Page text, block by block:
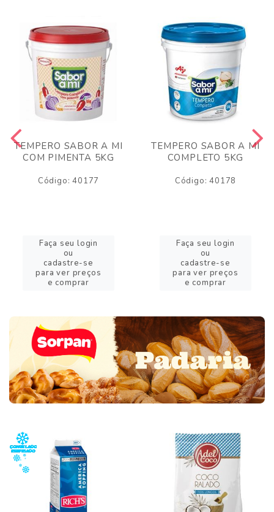
TEMPERO SABOR A MI
COM PIMENTA 5KG
Código: 40177
Faça seu login
ou
cadastre-se
para ver preços
e comprar
TEMPERO SABOR A MI
COMPLETO 5KG
Código: 40178
Faça seu login
ou
cadastre-se
para ver preços
e comprar